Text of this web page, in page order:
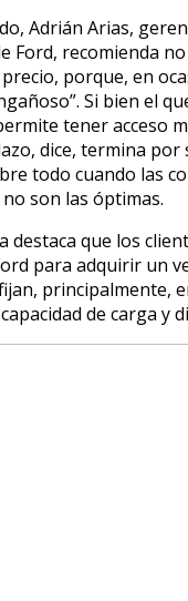
Adrián Arias,
Ford, recomienda
porque, en
Si bien el
tener acceso
dice, termina por
todo cuando las
son las óptimas.
destaca que los
para adquirir un
principalmente,
de carga y